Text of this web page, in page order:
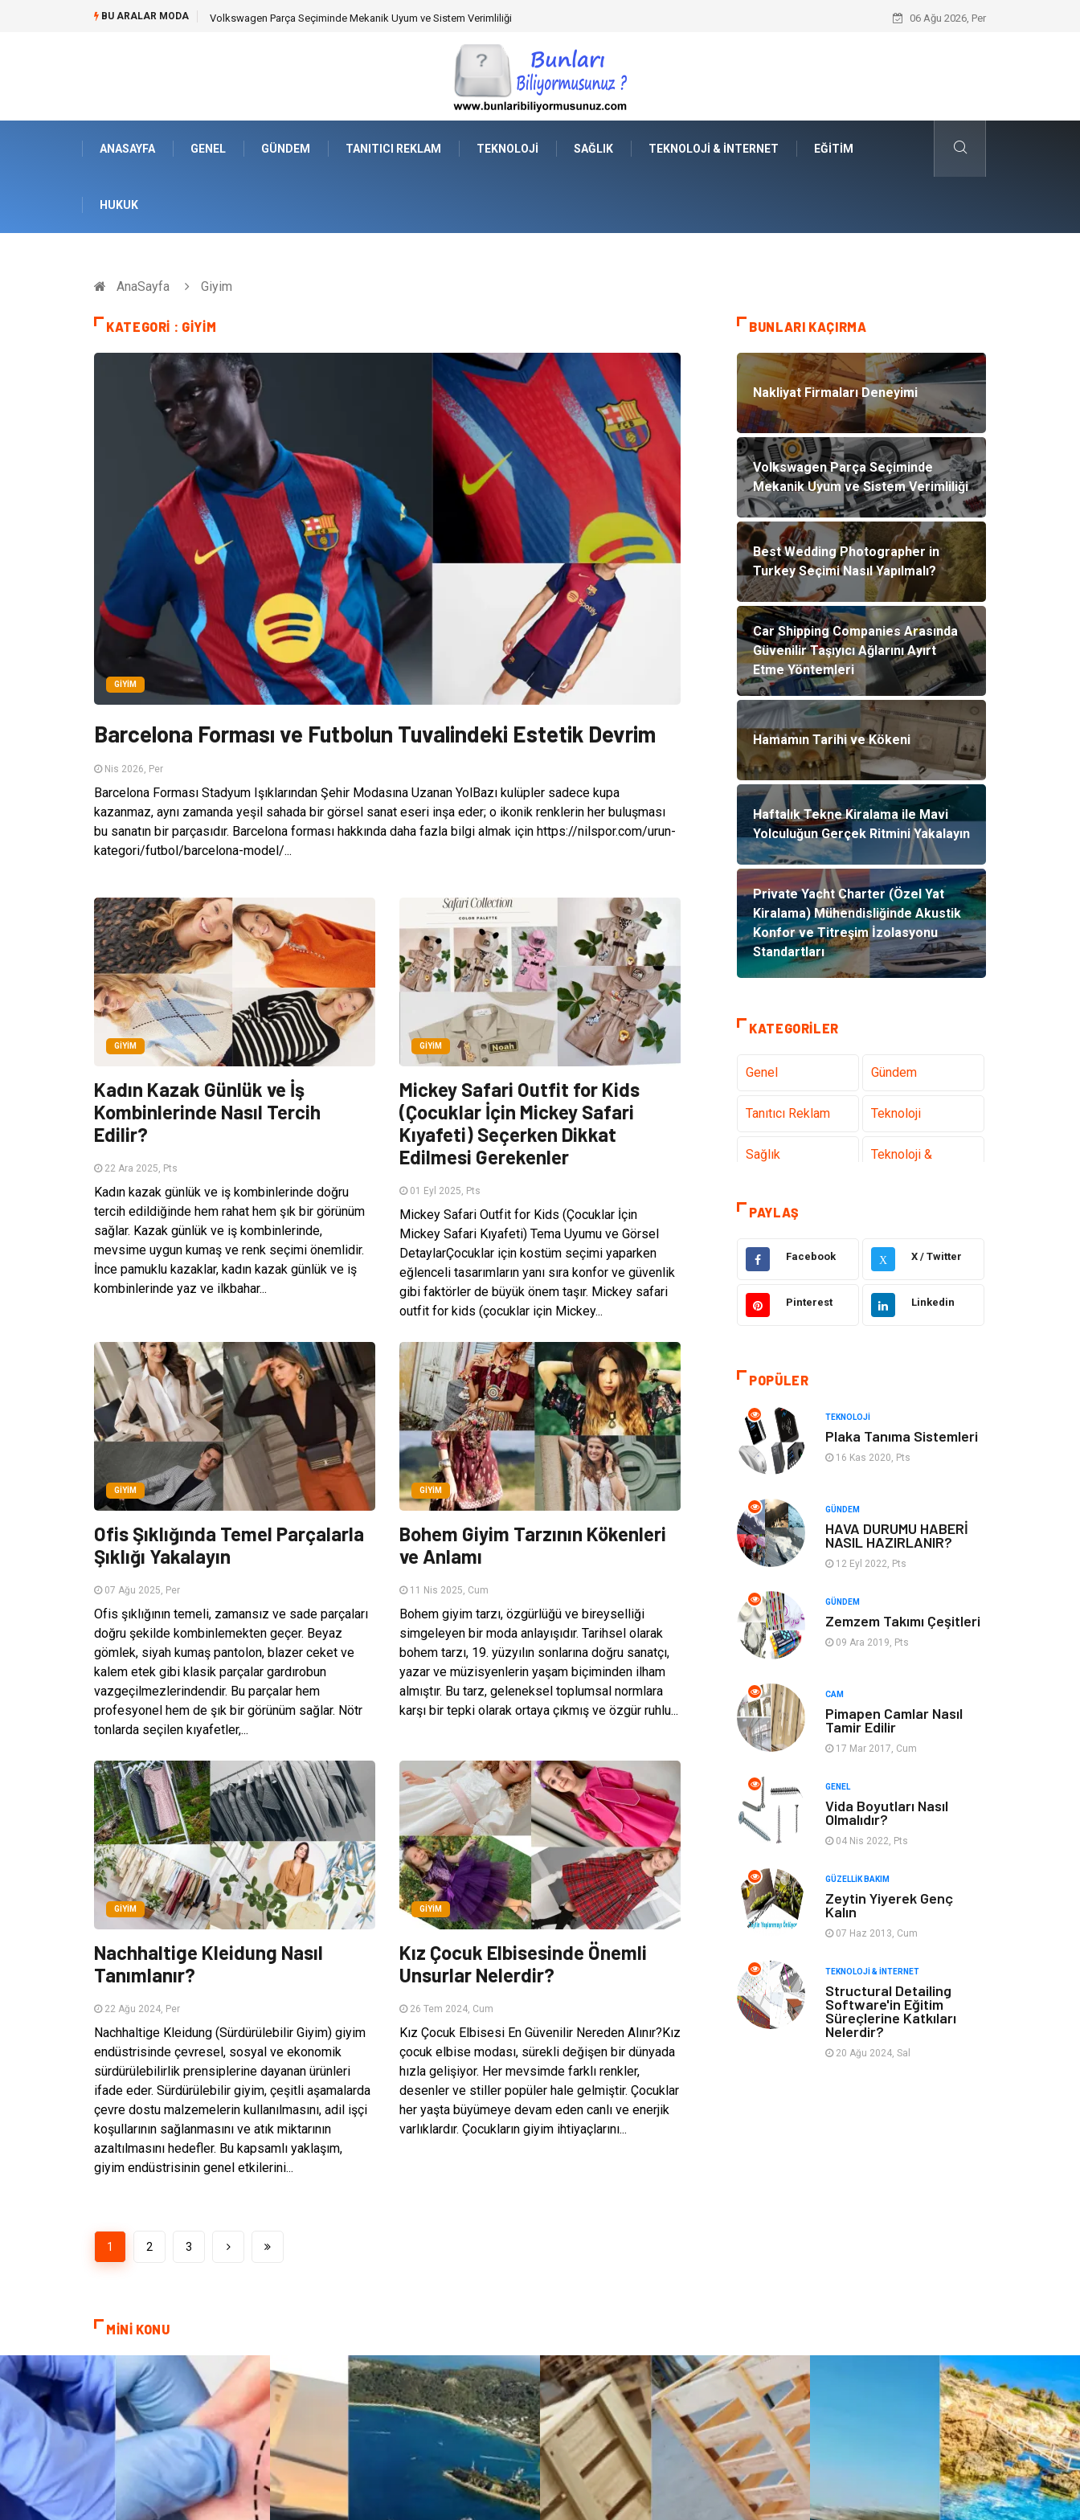
BU ARALAR MODA Best Wedding Photographer in Turkey Seçimi Nasıl Yapılmalı? Car Shipping Companies Arasında
06 Ağu 2026, Per
ANASAYFA GENEL GÜNDEM TANITICI REKLAM TEKNOLOJI SAĞLIK TEKNOLOJI & İNTERNET EĞITIM
HUKUK
AnaSayfa Giyim
KATEGORI : GIYIM
GIYIM
Barcelona Forması ve Futbolun Tuvalindeki Estetik Devrim
Nis 2026, Per
Barcelona Forması Stadyum Işıklarından Şehir Modasına Uzanan YolBazı kulüpler sadece kupa
kazanmaz, aynı zamanda yeşil sahada bir görsel sanat eseri inşa eder; o ikonik renklerin her buluşması
bu sanatın bir parçasıdır. Barcelona forması hakkında daha fazla bilgi almak için https://nilspor.com/urun-
kategori/futbol/barcelona-model/...
GIYIM
Kadın Kazak Günlük ve İş
Kombinlerinde Nasıl Tercih
Edilir?
22 Ara 2025, Pts
Kadın kazak günlük ve iş kombinlerinde doğru
tercih edildiğinde hem rahat hem şık bir görünüm
sağlar. Kazak günlük ve iş kombinlerinde,
mevsime uygun kumaş ve renk seçimi önemlidir.
İnce pamuklu kazaklar, kadın kazak günlük ve iş
kombinlerinde yaz ve ilkbahar...
GIYIM
Mickey Safari Outfit for Kids
(Çocuklar İçin Mickey Safari
Kıyafeti) Seçerken Dikkat
Edilmesi Gerekenler
01 Eyl 2025, Pts
Mickey Safari Outfit for Kids (Çocuklar İçin
Mickey Safari Kıyafeti) Tema Uyumu ve Görsel
DetaylarÇocuklar için kostüm seçimi yaparken
eğlenceli tasarımların yanı sıra konfor ve güvenlik
gibi faktörler de büyük önem taşır. Mickey safari
outfit for kids (çocuklar için Mickey...
GIYIM
Ofis Şıklığında Temel Parçalarla
Şıklığı Yakalayın
07 Ağu 2025, Per
Ofis şıklığının temeli, zamansız ve sade parçaları
doğru şekilde kombinlemekten geçer. Beyaz
gömlek, siyah kumaş pantolon, blazer ceket ve
kalem etek gibi klasik parçalar gardırobun
vazgeçilmezlerindendir. Bu parçalar hem
profesyonel hem de şık bir görünüm sağlar. Nötr
tonlarda seçilen kıyafetler,...
GIYIM
Bohem Giyim Tarzının Kökenleri
ve Anlamı
11 Nis 2025, Cum
Bohem giyim tarzı, özgürlüğü ve bireyselliği
simgeleyen bir moda anlayışıdır. Tarihsel olarak
bohem tarzı, 19. yüzyılın sonlarına doğru sanatçı,
yazar ve müzisyenlerin yaşam biçiminden ilham
almıştır. Bu tarz, geleneksel toplumsal normlara
karşı bir tepki olarak ortaya çıkmış ve özgür ruhlu...
GIYIM
Nachhaltige Kleidung Nasıl
Tanımlanır?
22 Ağu 2024, Per
Nachhaltige Kleidung (Sürdürülebilir Giyim) giyim
endüstrisinde çevresel, sosyal ve ekonomik
sürdürülebilirlik prensiplerine dayanan ürünleri
ifade eder. Sürdürülebilir giyim, çeşitli aşamalarda
çevre dostu malzemelerin kullanılmasını, adil işçi
koşullarının sağlanmasını ve atık miktarının
azaltılmasını hedefler. Bu kapsamlı yaklaşım,
giyim endüstrisinin genel etkilerini...
GIYIM
Kız Çocuk Elbisesinde Önemli
Unsurlar Nelerdir?
26 Tem 2024, Cum
Kız Çocuk Elbisesi En Güvenilir Nereden Alınır?Kız
çocuk elbise modası, sürekli değişen bir dünyada
hızla gelişiyor. Her mevsimde farklı renkler,
desenler ve stiller popüler hale gelmiştir. Çocuklar
her yaşta büyümeye devam eden canlı ve enerjik
varlıklardır. Çocukların giyim ihtiyaçlarını...
1 2 3
BUNLARI KAÇIRMA
Nakliyat Firmaları Deneyimi
Volkswagen Parça Seçiminde
Mekanik Uyum ve Sistem Verimliliği
Best Wedding Photographer in
Turkey Seçimi Nasıl Yapılmalı?
Car Shipping Companies Arasında
Güvenilir Taşıyıcı Ağlarını Ayırt
Etme Yöntemleri
Hamamın Tarihi ve Kökeni
Haftalık Tekne Kiralama ile Mavi
Yolculuğun Gerçek Ritmini Yakalayın
Private Yacht Charter (Özel Yat
Kiralama) Mühendisliğinde Akustik
Konfor ve Titreşim İzolasyonu
Standartları
KATEGORILER
Genel Gündem
Tanıtıcı Reklam Teknoloji
Sağlık
Teknoloji &
Eğitim
Otomotiv
Elektrik &
Elektronik
Dekorasyon Güzellik Bakım
Tatil Yeme İçme
Emlak
Gayrimenkul Moda
Finans Ekonomi Organizasyon
Bilgisayar &
Yazılım
Mobilya
Ev İşleri
Aksesuar Tekstil
Gençlik Eğlence
İnternet Spor
Markalar
Spor Malzemeleri Borsa
Tarım &
Hayvancılık
Cam
Restaurant
PAYLAŞ
Facebook X X / Twitter
Pinterest Linkedin
POPÜLER
TEKNOLOJI
Plaka Tanıma Sistemleri
16 Kas 2020, Pts
GÜNDEM
HAVA DURUMU HABERİ
NASIL HAZIRLANIR?
12 Eyl 2022, Pts
GÜNDEM
Zemzem Takımı Çeşitleri
09 Ara 2019, Pts
CAM
Pimapen Camlar Nasıl
Tamir Edilir
17 Mar 2017, Cum
GENEL
Vida Boyutları Nasıl
Olmalıdır?
04 Nis 2022, Pts
GÜZELLIK BAKIM
Zeytin Yiyerek Genç
Kalın
07 Haz 2013, Cum
TEKNOLOJI & İNTERNET
Structural Detailing
Software'in Eğitim
Süreçlerine Katkıları
Nelerdir?
20 Ağu 2024, Sal
MİNİ KONU